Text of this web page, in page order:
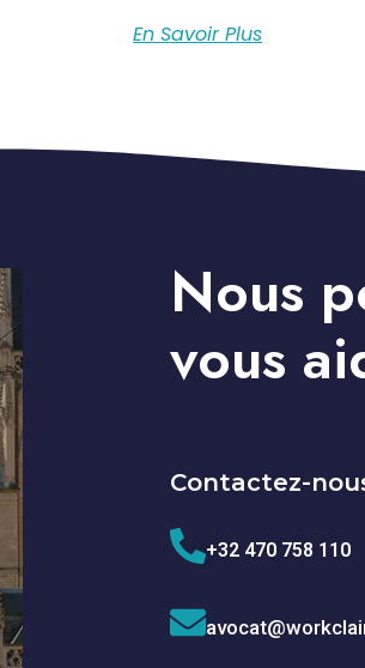
En Savoir Plus
Nous
vous
Contactez-
+32 470 758 110